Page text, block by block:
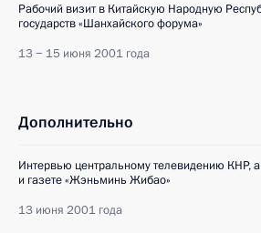
Рабочий визит в Китайскую Народную
государств «Шанхайского форума»
13 − 15 июня 2001 года
Дополнительно
Интервью центральному телевидению КНР,
и газете «Жэньминь Жибао»
13 июня 2001 года